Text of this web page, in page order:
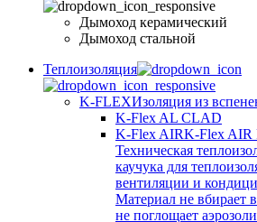
Дымоход керамический
Дымоход стальной
Теплоизоляция
K-FLEXИзоляция из
K-Flex AL CLAD
K-Flex AIRK-Flex AIR
Техническая
каучука для
вентиляции и
Материал не вбирает
не поглощает